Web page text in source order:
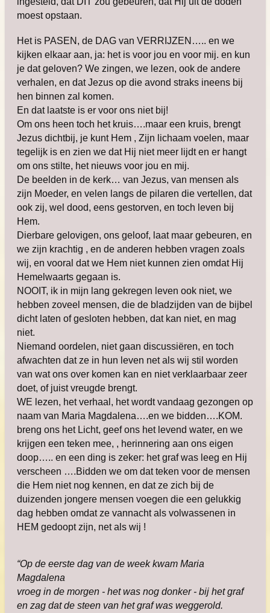
moest opstaan.
Het is PASEN, de DAG van VERRIJZEN….. en we
kijken elkaar aan, ja: het is voor jou en voor mij. en kun
je dat geloven? We zingen, we lezen, ook de andere
verhalen, en dat Jezus op die avond straks ineens bij
hen binnen zal komen.
En dat laatste is er voor ons niet bij!
Om ons heen toch het kruis….maar een kruis, brengt
Jezus dichtbij, je kunt Hem , Zijn lichaam voelen, maar
tegelijk is en zien we dat Hij niet meer lijdt en er hangt
om ons stilte, het nieuws voor jou en mij.
De beelden in de kerk… van Jezus, van mensen als
zijn Moeder, en velen langs de pilaren die vertellen, dat
ook zij, wel dood, eens gestorven, en toch leven bij
Hem.
Dierbare gelovigen, ons geloof, laat maar gebeuren, en
we zijn krachtig , en de anderen hebben vragen zoals
wij, en vooral dat we Hem niet kunnen zien omdat Hij
Hemelwaarts gegaan is.
NOOIT, ik in mijn lang gekregen leven ook niet, we
hebben zoveel mensen, die de bladzijden van de bijbel
dicht laten of gesloten hebben, dat kan niet, en mag
niet.
Niemand oordelen, niet gaan discussiëren, en toch
afwachten dat ze in hun leven net als wij stil worden
van wat ons over komen kan en niet verklaarbaar zeer
doet, of juist vreugde brengt.
WE lezen, het verhaal, het wordt vandaag gezongen op
naam van Maria Magdalena….en we bidden….KOM.
breng ons het Licht, geef ons het levend water, en we
krijgen een teken mee, , herinnering aan ons eigen
doop….. en een ding is zeker: het graf was leeg en Hij
verscheen ….Bidden we om dat teken voor de mensen
die Hem niet nog kennen, en dat ze zich bij de
duizenden jongere mensen voegen die een gelukkig
dag hebben omdat ze vannacht als volwassenen in
HEM gedoopt zijn, net als wij !
“Op de eerste dag van de week kwam Maria
Magdalena
vroeg in de morgen - het was nog donker - bij het graf
en zag dat de steen van het graf was weggerold.